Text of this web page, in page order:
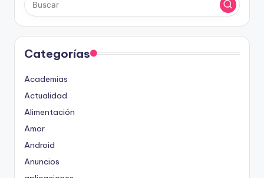
Categorías
Academias
Actualidad
Alimentación
Amor
Android
Anuncios